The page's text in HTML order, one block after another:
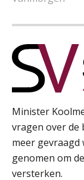
Minister
vragen over de
meer gevraagd
genomen om
versterken.
11
AUG
14
AUG
17
AUG